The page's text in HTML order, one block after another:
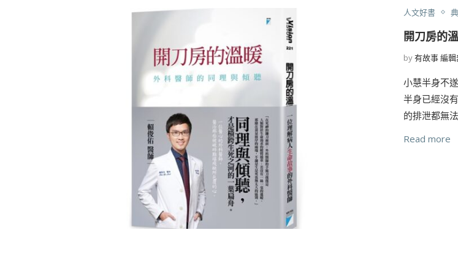
人文好書
開刀房的
by有故事 編
小慧半身不
半身已經沒
的排泄都無
Read more